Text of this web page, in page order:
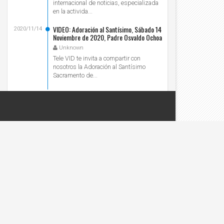
internacional de noticias, especializada
en la activida...
VIDEO: Adoración al Santísimo, Sábado 14
Noviembre de 2020, Padre Osvaldo Ochoa
- Tele VID
Unknown
2020/11/14
Tele VID te invita a compartir con
nosotros la Adoración al Santísimo
Sacramento de...